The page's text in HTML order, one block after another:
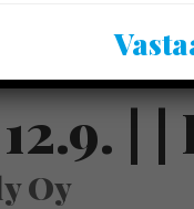
|
Oy